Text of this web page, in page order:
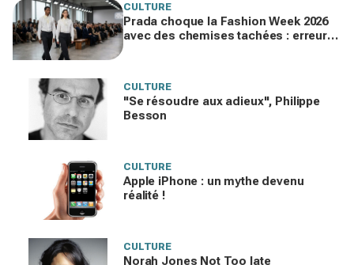
CULTURE
Prada choque la Fashion Week 2026
avec des chemises tachées : erreur
CULTURE
"Se résoudre aux adieux", Philippe
Besson
CULTURE
Apple iPhone : un mythe devenu
réalité !
CULTURE
Norah Jones Not Too late